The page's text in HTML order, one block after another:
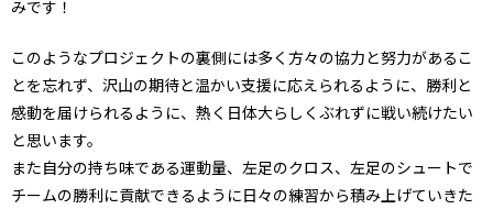
みです！
このようなプロジェクトの裏側には多く方々の協力と努力があるこ
とを忘れず、沢山の期待と温かい支援に応えられるように、勝利と
感動を届けられるように、熱く日体大らしくぶれずに戦い続けたい
と思います。
また自分の持ち味である運動量、左足のクロス、左足のシュートで
チームの勝利に貢献できるように日々の練習から積み上げていきた